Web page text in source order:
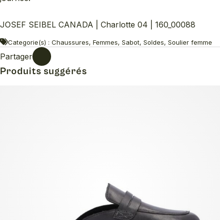
JOSEF SEIBEL CANADA | Charlotte 04 | 160_00088
Categorie(s) : Chaussures, Femmes, Sabot, Soldes, Soulier femme
Partager
Produits suggérés